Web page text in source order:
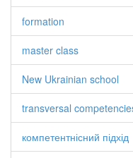
formation
master class
New Ukrainian school
transversal
компетентнісний підхід